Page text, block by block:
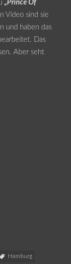
„Prince Of
Video sind sie
und haben das
Das
Aber seht
Hamburg